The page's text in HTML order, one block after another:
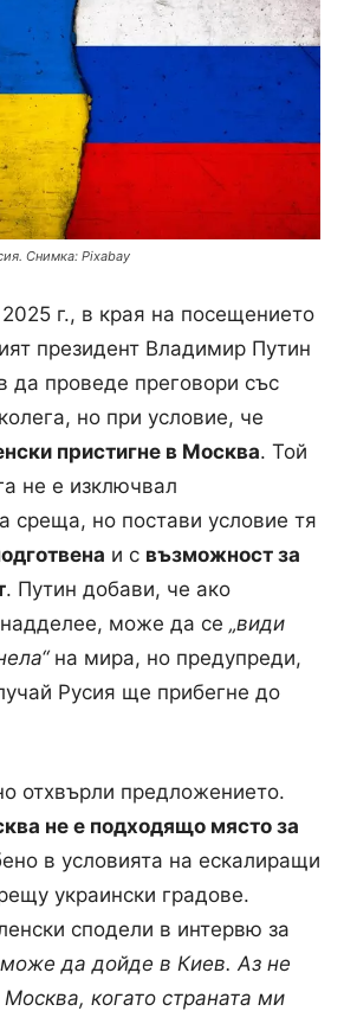
Снимка: Pixabay
г., в края на посещението
президент Владимир Путин
да проведе преговори със
но при условие, че
пристигне в Москва. Той
не е изключвал
среща, но постави условие тя
и с възможност за
. Путин добави, че ако
може да се „види
на мира, но предупреди,
Русия ще прибегне до
отхвърли предложението.
не е подходящо място за
в условията на ескалиращи
украински градове.
сподели в интервю за
може да дойде в Киев. Аз не
когато страната ми